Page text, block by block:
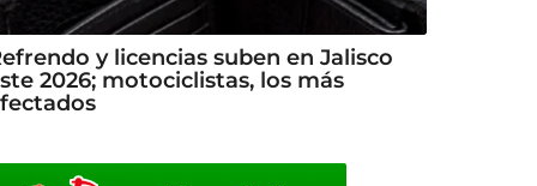
y licencias suben en Jalisco
2026; motociclistas, los más